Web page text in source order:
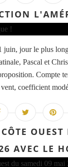
juin, jour le plus
Pascal et
Compte
coefficient
AVEC LE